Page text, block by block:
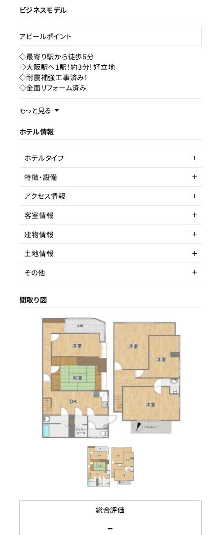
権利
売却理由
ライセンス種類
特区民泊
現状 成約済み
ビジネスモデル
アピールポイント
◇最寄り駅から徒歩6分
◇大阪駅へ1駅！約3分！好立地
◇耐震補強工事済み！
◇全面リフォーム済み
事業内容／事業特徴
ターゲット層
客単価／客室単価
稼働率
もっと見る
ホテル情報
ホテルタイプ
ヴィラ
特徴・設備
駅近
アクセス情報
所在地
大阪市西淀川区花川2丁目
アクセス
駅までの距離
客室情報
客室数
1室
延床面積
間取り
5DK以上
収容人数
建物情報
建物構造
木造
階数
2
築年数
リノベーション履歴
土地情報
土地権利
所有権
土地面積
都市計画区域
用途地域
第一種住居地域
建ぺい率
80%
200%
接道状況
東側幅員約3.2m、南側幅員
に約2.7m
宅地
その他
賃貸借契約形態
契約期間
間取り図
総合評価
-